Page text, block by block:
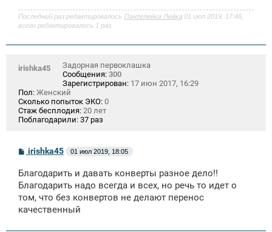
Последний раз редактировалось Пантелейка Лейка 01 июл 2019, 17:46,
всего редактировалось 1 раз.
irishka45
Задорная первоклашка
Сообщения: 300
Зарегистрирован: 17 июн 2017, 16:29
Пол: Женский
Сколько попыток ЭКО: 0
Стаж бесплодия: 20 лет
Поблагодарили: 37 раз
С
о
б
щ
н
и
irishka45 01 июл 2019, 18:05
Благодарить и давать конверты разное дело!!
Благодарить надо всегда и всех, но речь то идет о
том, что без конвертов не делают перенос
качественный